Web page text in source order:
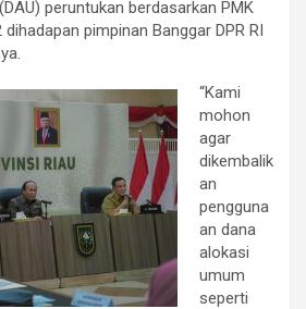
peruntukan berdasarkan PMK
pimpinan Banggar DPR RI
“Kami
mohon
agar
dikembalik
an
pengguna
an dana
alokasi
umum
seperti